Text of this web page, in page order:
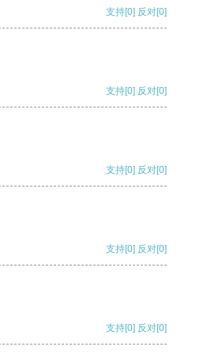
支持[0] 反对[0]
支持[0] 反对[0]
支持[0] 反对[0]
支持[0] 反对[0]
支持[0] 反对[0]